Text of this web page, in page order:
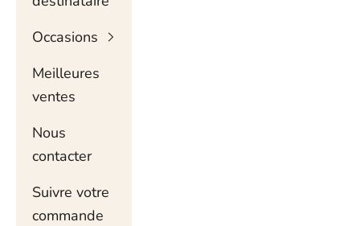
Occasions
Meilleures
ventes
Nous
contacter
Suivre votre
commande